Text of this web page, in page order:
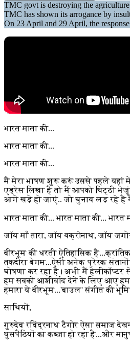
TMC govt is destroying the
TMC has shown its arrogance by
On 23 April and 29 April, the
भारत माता की...
भारत माता की...
भारत माता की...
मैं मेरा भाषण शुरू करूं उससे पहले यहां
एड्रेस लिखा है तो मैं आपको चिट्ठी
आगे खड़े हो जाएं.. जो चुनाव लड़ रहे हैं
भारत माता की... भारत माता की... भारत
जॉय माँ तारा, जॉय बक्रोनाथ, जॉय
बीरभूम की धरती ऐतिहासिक
तकदीरा बेगम...ऐसी अनेक प्रेरक
घोषणा कर रहा है। अभी मैं
हम सबको आशीर्वाद देने के लिए आए
हमारा ये बीरभूम...'बाउल' संगीत की
साथियों,
गुरुदेव रविंद्रनाथ टैगोर ऐसा समाज
घुसपैठियों का कब्ज़ा हो रहा है...और